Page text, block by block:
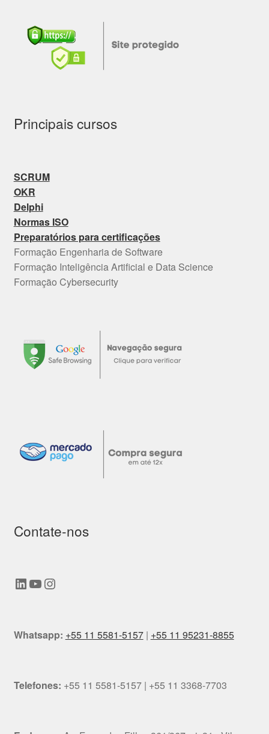
Principais cursos
SCRUM
OKR
Delphi
Normas ISO
Preparatórios para certificações
Formação Engenharia de Software
Formação Inteligência Artificial e Data Science
Formação Cybersecurity
Contate-nos
LinkedIn
Youtube
Instagram
Whatsapp: +55 11 5581-5157| +55 11 95231-8855
Telefones: +55 11 5581-5157 | +55 11 3368-7703